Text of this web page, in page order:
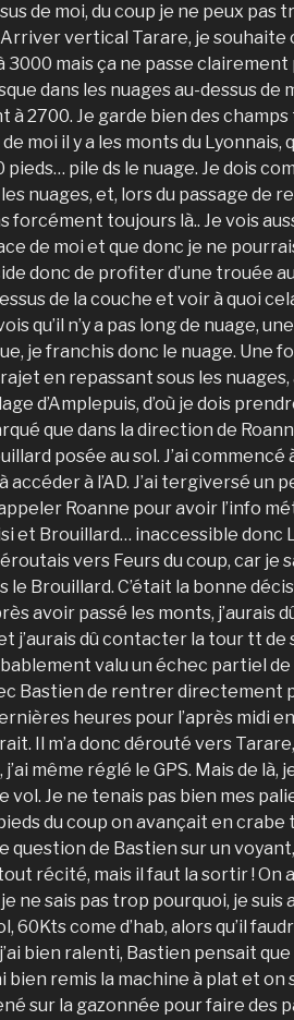
de moi, du coup je ne peux pas
vertical Tarare, je
mais ça ne passe clairement
dans les nuages au-dessus de
à 2700. Je garde bien des
moi il y a les monts du Lyonnais,
pieds… pile ds le nuage. Je dois
nuages, et, lors du passage de
forcément toujours là.. Je vois
de moi et que donc je ne
donc de profiter d’une trouée
de la couche et voir à quoi
qu’il n’y a pas long de nuage,
je franchis donc le nuage. Une
en repassant sous les nuages,
d’Amplepuis, d’où je dois
que dans la direction de
posée au sol. J’ai commencé
à l’AD. J’ai tergiversé un
Roanne pour avoir l’info
et Brouillard… inaccessible donc L
vers Feurs du coup, car je
le Brouillard. C’était la bonne
avoir passé les monts, j’aurais
j’aurais dû contacter la tour tt de
valu un échec partiel de
Bastien de rentrer directement
heures pour l’après midi en
Il m’a donc dérouté vers
même réglé le GPS. Mais de là,
vol. Je ne tenais pas bien mes
du coup on avançait en crabe
question de Bastien sur un
tout récité, mais il faut la sortir ! On
ne sais pas trop pourquoi, je suis
60Kts come d’hab, alors qu’il
bien ralenti, Bastien pensait que
bien remis la machine à plat et on
sur la gazonnée pour faire des